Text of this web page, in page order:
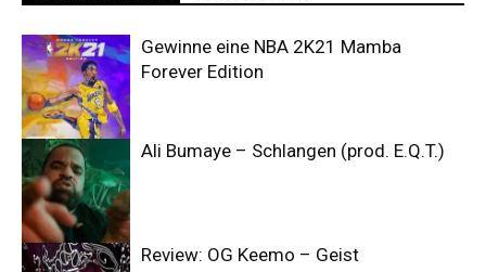
Gewinne eine NBA 2K21 Mamba
Forever Edition
Ali Bumaye – Schlangen (prod. E.Q.T.)
Review: OG Keemo – Geist